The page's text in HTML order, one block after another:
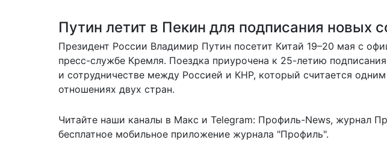
Путин летит в Пекин для подписания новых
Президент России Владимир Путин посетит Китай 19–20 мая с
пресс-службе Кремля. Поездка приурочена к 25-летию
и сотрудничестве между Россией и КНР, который считается
отношениях двух стран.
Читайте наши каналы в Макс и Telegram: Профиль-News, журнал
бесплатное мобильное приложение журнала "Профиль".